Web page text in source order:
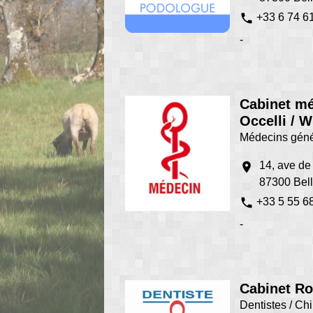
phone +33 6 74
-
Cabinet
Occelli /
Médecins
location_on
14, ave
87300
phone +33 5 55
-
Cabinet
Dentistes /